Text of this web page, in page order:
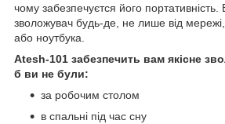
чому забезпечуєтся його
зволожувач будь-де, не лише від
або ноутбука.
Atesh-101 забезпечить вам якісне
б ви не були:
за робочим столом
в спальні під час сну